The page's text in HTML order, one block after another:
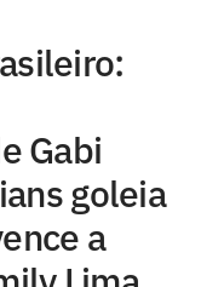
Gabi
goleia
a